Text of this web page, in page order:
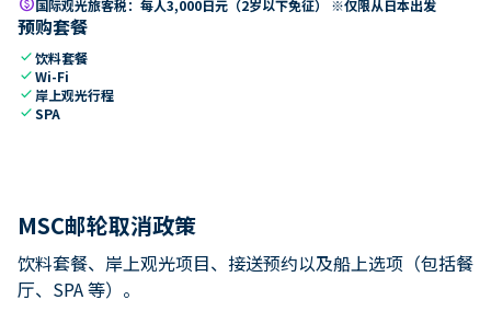
国际观光旅客税：每人3,000日元（2岁以下免征） ※仅限从日本出发
预购套餐
check饮料套餐
checkWi-Fi
check 岸上观光行程
checkSPA
MSC邮轮取消政策
饮料套餐、岸上观光项目、接送预约以及船上选项（包括餐
厅、SPA 等）。